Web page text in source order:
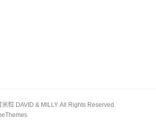
粒 DAVID & MILLY. All Rights Reserved.